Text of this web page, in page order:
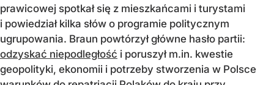
prawicowej spotkał się z mieszkańcami i turystami
i powiedział kilka słów o programie politycznym
ugrupowania. Braun powtórzył główne hasło partii:
odzyskać niepodległość i poruszył m.in. kwestie
geopolityki, ekonomii i potrzeby stworzenia w Polsce